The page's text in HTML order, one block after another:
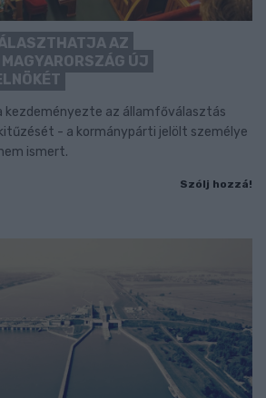
AZ
ÚJ
kezdeményezte az államfőválasztás
- a kormánypárti jelölt személye
ismert.
Szólj hozzá!